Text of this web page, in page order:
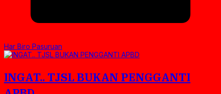
Har Biro Pasuruan
INGAT.. TJSL BUKAN PENGGANTI